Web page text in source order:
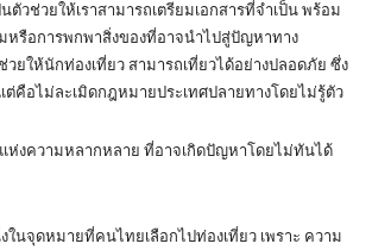
นตัวช่วยให้เราสามารถเตรียมเอกสารที่จำเป็น พร้อม
หรือการพกพาสิ่งของที่อาจนำไปสู่ปัญหาทาง
ยให้นักท่องเที่ยว สามารถเที่ยวได้อย่างปลอดภัย ซึ่ง
คือไม่ละเมิดกฎหมายประเทศปลายทางโดยไม่รู้ตัว
แห่งความหลากหลาย ที่อาจเกิดปัญหาโดยไม่ทันได้
ในจุดหมายที่คนไทยเลือกไปท่องเที่ยว เพราะ ความ